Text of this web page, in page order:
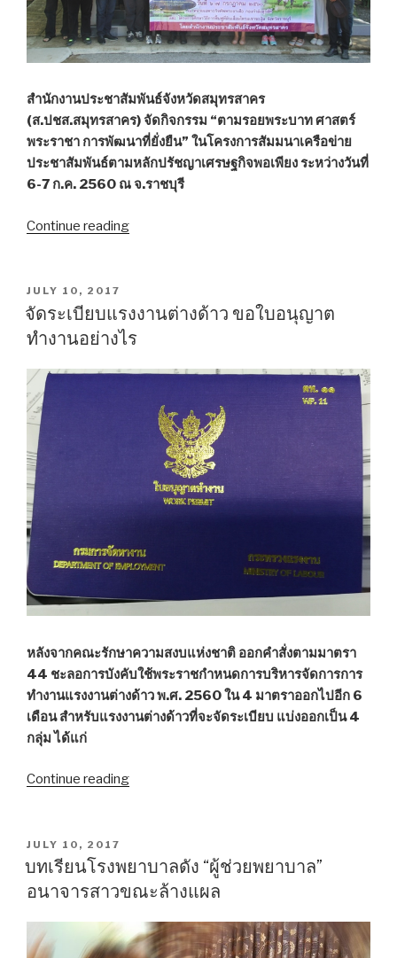
บ้าน”
สำนักงานประชาสัมพันธ์จังหวัดสมุทรสาคร
(ส.ปชส.สมุทรสาคร) จัดกิจกรรม “ตามรอยพระบาท ศาสตร์
พระราชา การพัฒนาที่ยั่งยืน” ในโครงการสัมมนาเครือข่าย
ประชาสัมพันธ์ตามหลักปรัชญาเศรษฐกิจพอเพียง ระหว่างวันที่
6-7 ก.ค. 2560 ณ จ.ราชบุรี
Continue reading
สื่อ
ศึกษา
ใน
ราชดำริ-
เศรษฐกิจ
เพียง”
POSTED
ON
JULY 10, 2017
จัดระเบียบแรงงานต่างด้าว ขอใบอนุญาต
ทำงานอย่างไร
หลังจากคณะรักษาความสงบแห่งชาติ ออกคำสั่งตามมาตรา
44 ชะลอการบังคับใช้พระราชกำหนดการบริหารจัดการการ
ทำงานแรงงานต่างด้าว พ.ศ. 2560 ใน 4 มาตราออกไปอีก 6
เดือน สำหรับแรงงานต่างด้าวที่จะจัดระเบียบ แบ่งออกเป็น 4
กลุ่ม ได้แก่
Continue reading
ขอ
ใบ
ทำงาน
อย่างไร”
POSTED
ON
JULY 10, 2017
บทเรียนโรงพยาบาลดัง “ผู้ช่วยพยาบาล”
อนาจารสาวขณะล้างแผล